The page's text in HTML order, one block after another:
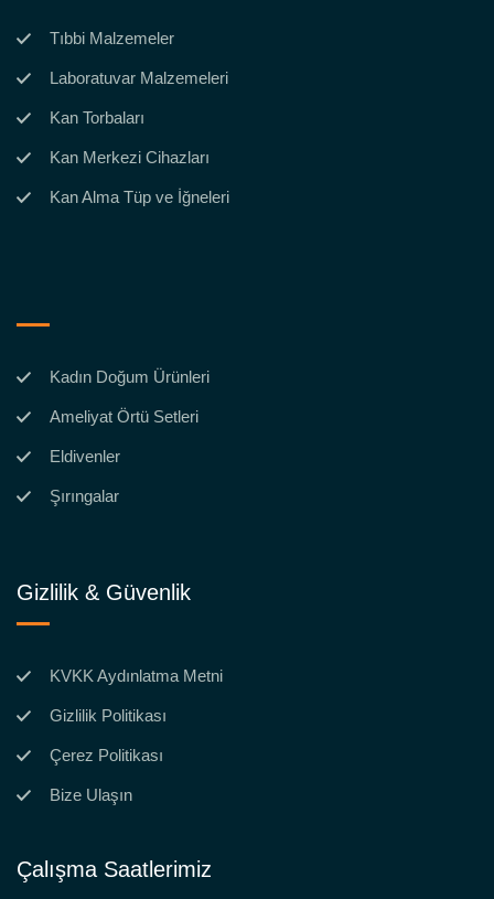
Tıbbi Malzemeler
Laboratuvar Malzemeleri
Kan Torbaları
Kan Merkezi Cihazları
Kan Alma Tüp ve İğneleri
Kadın Doğum Ürünleri
Ameliyat Örtü Setleri
Eldivenler
Şırıngalar
Gizlilik & Güvenlik
KVKK Aydınlatma Metni
Gizlilik Politikası
Çerez Politikası
Bize Ulaşın
Çalışma Saatlerimiz